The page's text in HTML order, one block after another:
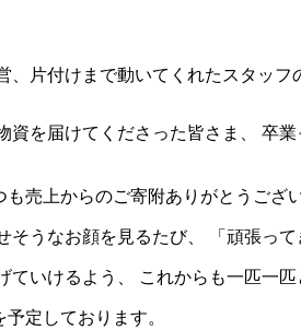
、片付けまで動いてくれたスタッ
資を届けてくださった皆さま、 卒
売上からのご寄附ありがとうござ
そうなお顔を見るたび、 「頑張っ
ていけるよう、 これからも一匹一
定しております。